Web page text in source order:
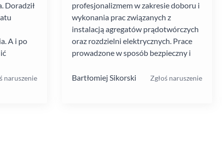
Doradził
A i po
naruszenie
profesjonalizmem w zakresie doboru i
wykonania prac związanych z
instalacją agregatów prądotwórczych
oraz rozdzielni elektrycznych. Prace
prowadzone w sposób bezpieczny i
Jakość i rodzaj stosowanych
Bartłomiej Sikorski Zgłoś naruszenie